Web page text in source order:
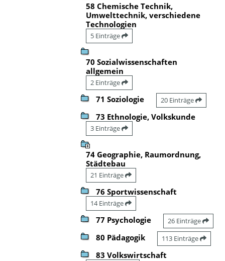
58 Chemische Technik,
Umwelttechnik, verschiedene
Technologien
5 Einträge
70 Sozialwissenschaften
allgemein
2 Einträge
71 Soziologie 20 Einträge
73 Ethnologie, Volkskunde
3 Einträge
74 Geographie, Raumordnung,
Städtebau
21 Einträge
76 Sportwissenschaft
14 Einträge
77 Psychologie 26 Einträge
80 Pädagogik 113 Einträge
83 Volkswirtschaft